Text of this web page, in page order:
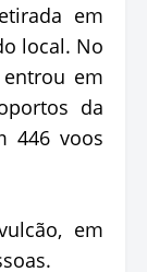
em
local. No
em
da
446 voos
em